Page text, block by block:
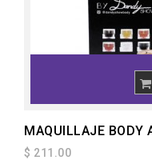
MAQUILLAJE BODY
$ 211.00